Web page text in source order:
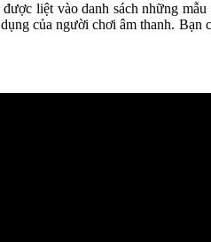
liệt vào danh sách những
của người chơi âm thanh.